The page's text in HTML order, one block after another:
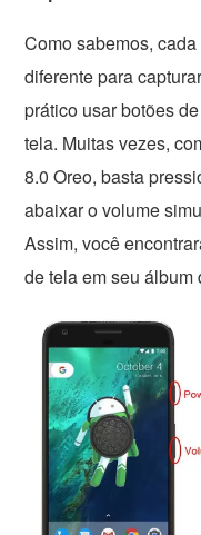
Como sabemos,
diferente para
prático usar botões
tela. Muitas vezes,
8.0 Oreo, basta
abaixar o volume
Assim, você
de tela em seu álbum